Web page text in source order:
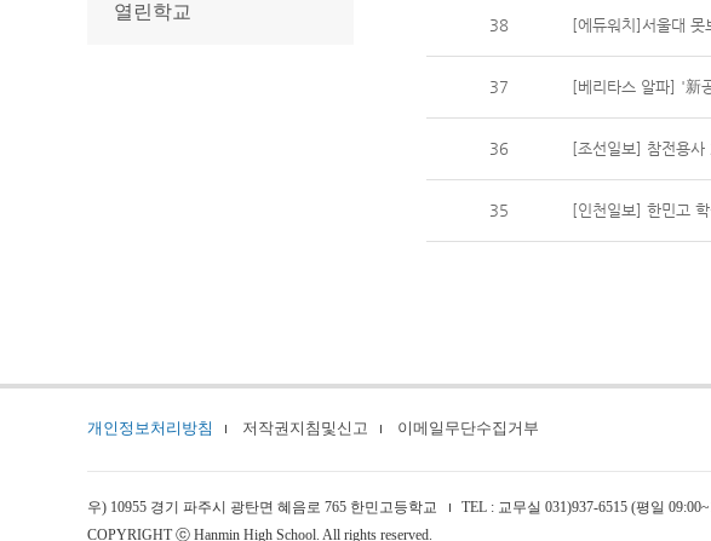
열린학교
38 [에듀워치]서울대
37
36 [조선일보] 참전용
35 [인천일보] 한민고
개인정보처리방침 저작권지침및신고 이메일무단수집거부
우) 10955 경기 파주시 광탄면 혜음로 765 한민고등학교 TEL : 교무실 031)937-6515 (평일
COPYRIGHT ⓒ Hanmin High School. All rights reserved.